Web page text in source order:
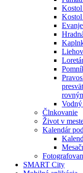
Kostol
Kostol
Člnkovanie
Život v
Kalendár
SMART City